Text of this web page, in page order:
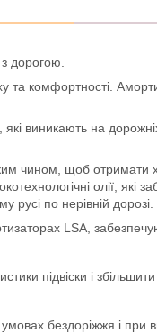
дорогою.
та комфортності.
виникають на
чином, щоб отримати
олії,
по нерівній дорозі.
LSA,
підвіски і
бездоріжжя і при